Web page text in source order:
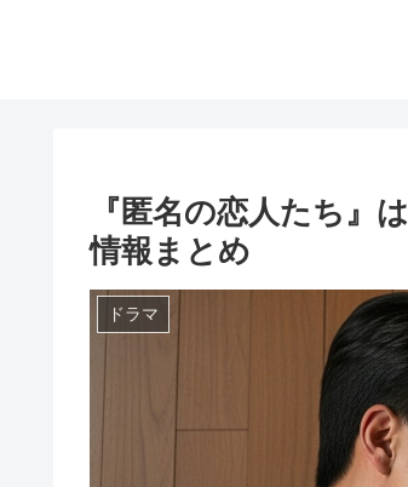
『匿名の恋人たち』
情報まとめ
ドラマ